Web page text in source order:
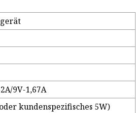
9V-1,67A
kundenspezifisches 5W)